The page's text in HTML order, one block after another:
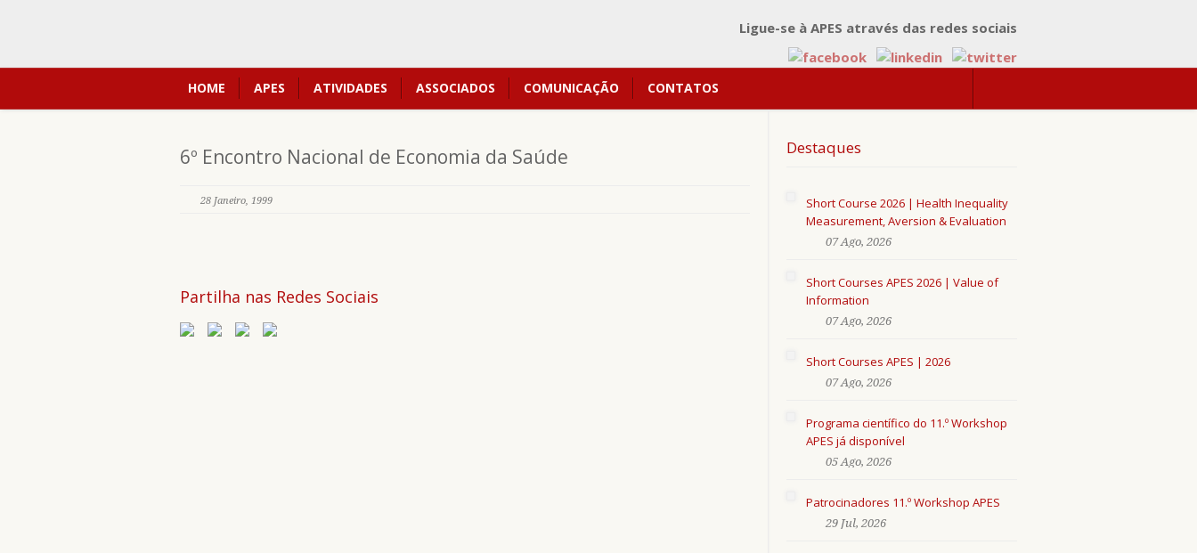
Ligue-se à APES através das redes sociais
HOME APES ATIVIDADES ASSOCIADOS COMUNICAÇÃO CONTATOS
6º Encontro Nacional de Economia da Saúde
28 Janeiro, 1999
Partilha nas Redes Sociais
Destaques
Short Course 2026 | Health Inequality
Measurement, Aversion & Evaluation
07 Ago, 2026
Short Courses APES 2026 | Value of
Information
07 Ago, 2026
Short Courses APES | 2026
07 Ago, 2026
Programa científico do 11.º Workshop
APES já disponível
05 Ago, 2026
Patrocinadores 11.º Workshop APES
29 Jul, 2026